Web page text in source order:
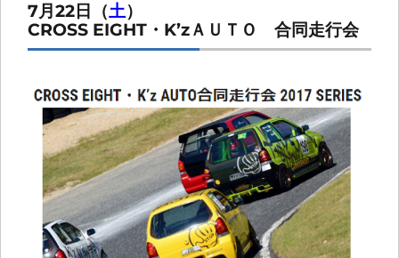
7月22日（土）
CROSS EIGHT・K’zＡＵＴＯ 合同走行会